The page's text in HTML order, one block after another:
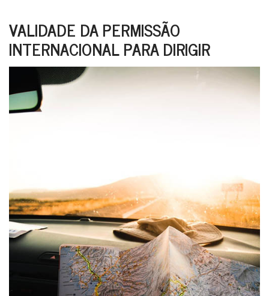
VALIDADE DA PERMISSÃO
INTERNACIONAL PARA DIRIGIR